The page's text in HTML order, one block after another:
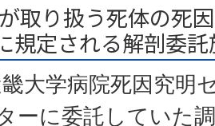
取り扱う死体の死
規定される解剖委
畿大学病院死因究明
ーに委託していた